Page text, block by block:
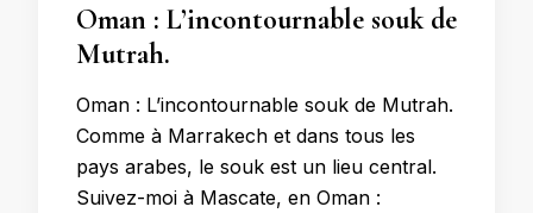
Oman : L’incontournable souk de
Mutrah.
Oman : L’incontournable souk de Mutrah.
Comme à Marrakech et dans tous les
pays arabes, le souk est un lieu central.
Suivez-moi à Mascate, en Oman :